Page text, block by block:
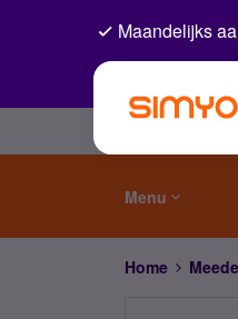
Maandelijks
Menu
Home